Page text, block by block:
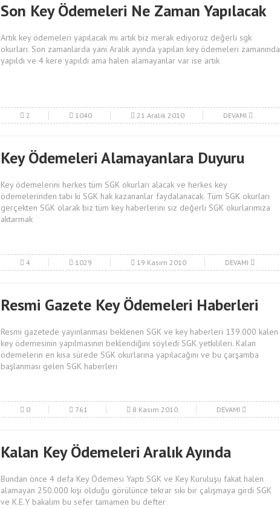
Son Key Ödemeleri Ne Zaman Yapılacak
Artık key ödemeleri yapılacak mı artık biz merak ediyoruz değerli sgk
okurları. Son zamanlarda yani Aralık ayında yapılan key ödemeleri zamanında
yapıldı ve 4 kere yapıldı ama halen alamayanlar var ise artık
2 1040 21 Aralık 2010 DEVAMI
Key Ödemeleri Alamayanlara Duyuru
Key ödemelerini herkes tüm SGK okurları alacak ve herkes key
ödemelerinden tabi ki SGK hak kazananlar faydalanacak. Tüm SGK okurları
gerçekten SGK olarak biz tüm key haberlerini siz değerli SGK okurlarımıza
aktarmak
4 1029 19 Kasım 2010 DEVAMI
Resmi Gazete Key Ödemeleri Haberleri
Resmi gazetede yayınlanması beklenen SGK ve key haberleri 139.000 kalen
key ödemesinin yapılmasının beklendiğini söyledi SGK yetkilileri. Kalan
ödemelerin en kısa sürede SGK okurlarına yapılacağını ve bu çarşamba
başlanması gelen SGK haberleri
0 761 8 Kasım 2010 DEVAMI
Kalan Key Ödemeleri Aralık Ayında
Bundan önce 4 defa Key Ödemesi Yaptı SGK ve Key Kuruluşu fakat halen
alamayan 250.000 kişi olduğu görülünce tekrar sıkı bir çalışmaya girdi SGK
ve K.E.Y bakalım bu sefer tamamen bu defter